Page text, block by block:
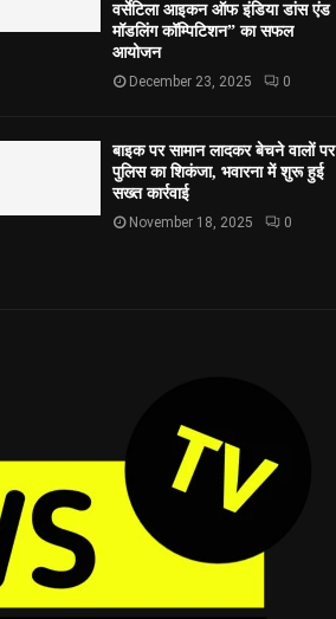
वर्सेटिला आइकन ऑफ इंडिया डांस एंड
मॉडलिंग कॉम्पिटिशन” का सफल
आयोजन
December 23, 2025 0
बाइक पर सामान लादकर बेचने वालों पर
पुलिस का शिकंजा, भवारना में शुरू हुई
सख्त कार्रवाई
November 18, 2025 0